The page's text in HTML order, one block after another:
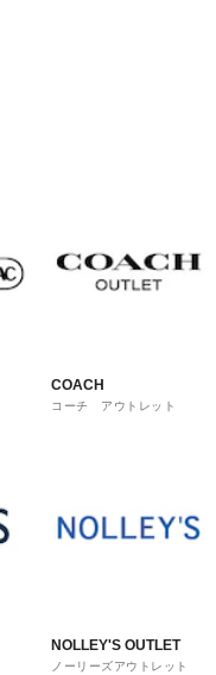
COACH
コーチ アウトレット
NOLLEY'S OUTLET
ノーリーズアウトレット